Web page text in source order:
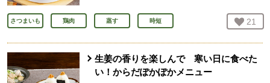
さつまいも 鶏肉 蒸す 時短 お気
21
生姜の香りを楽しんで 寒い日に食べた
い！からだぽかぽかメニュー